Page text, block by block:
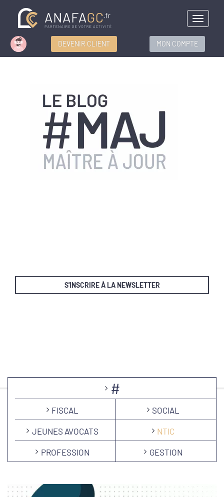
Menu
DEVENIR CLIENT MON COMPTE
S'INSCRIRE À LA NEWSLETTER
#
FISCAL SOCIAL
JEUNES AVOCATS NTIC
PROFESSION GESTION